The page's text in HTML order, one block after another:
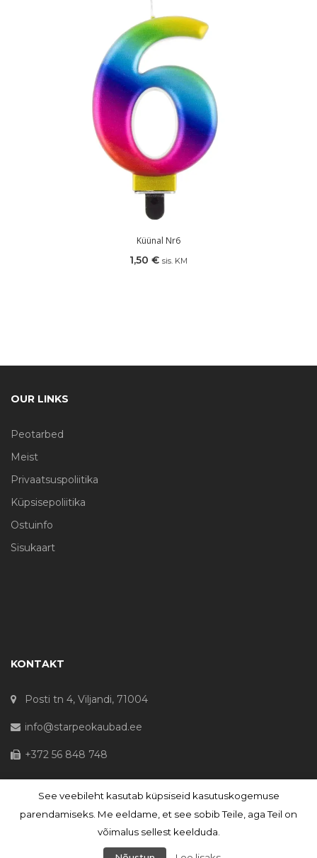
Küünal Nr6
1,50 € sis. KM
OUR LINKS
Peotarbed
Meist
Privaatsuspoliitika
Küpsisepoliitika
Ostuinfo
Sisukaart
KONTAKT
Posti tn 4, Viljandi, 71004
info@starpeokaubad.ee
+372 56 848 748
© Haljaste OÜ 2020 - Registrikood 10645867
See veebileht kasutab küpsiseid kasutuskogemuse
parendamiseks. Me eeldame, et see sobib Teile, aga Teil on
võimalus sellest keelduda.